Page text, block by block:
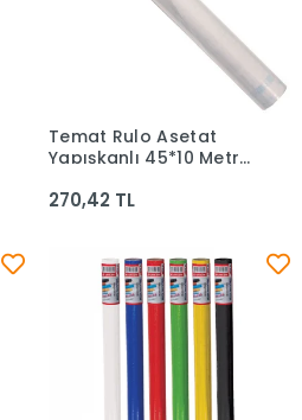
Sepete Ekle
Temat Rulo Asetat
Yapışkanlı 45*10 Metre
270,42 TL